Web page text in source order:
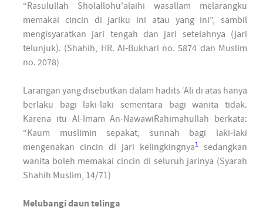
“Rasulullah Sholallohu'alaihi wasallam melarangku
memakai cincin di jariku ini atau yang ini”, sambil
mengisyaratkan jari tengah dan jari setelahnya (jari
telunjuk). (Shahih, HR. Al-Bukhari no. 5874 dan Muslim
no. 2078)
Larangan yang disebutkan dalam hadits ‘Ali di atas hanya
berlaku bagi laki-laki sementara bagi wanita tidak.
Karena itu Al-Imam An-NawawiRahimahullah berkata:
“Kaum muslimin sepakat, sunnah bagi laki-laki
mengenakan cincin di jari kelingkingnya1
sedangkan
wanita boleh memakai cincin di seluruh jarinya (Syarah
Shahih Muslim, 14/71)
Melubangi daun telinga